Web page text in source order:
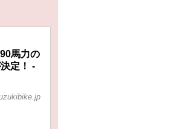
馬力の
定！ -